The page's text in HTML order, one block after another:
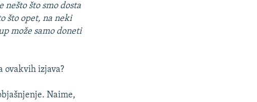
nešto što smo dosta
što opet, na neki
može samo doneti
ovakvih izjava?
Naime,